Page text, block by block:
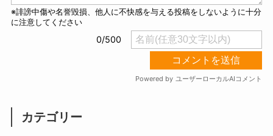
カテゴリー